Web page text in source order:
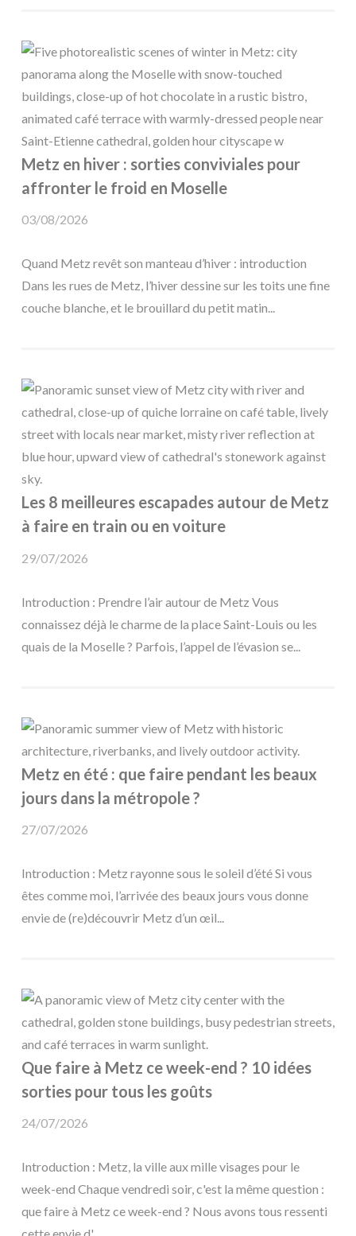
Metz en hiver : sorties conviviales pour
affronter le froid en Moselle
03/08/2026
Quand Metz revêt son manteau d’hiver : introduction
Dans les rues de Metz, l’hiver dessine sur les toits une fine
couche blanche, et le brouillard du petit matin...
Les 8 meilleures escapades autour de Metz
à faire en train ou en voiture
29/07/2026
Introduction : Prendre l’air autour de Metz Vous
connaissez déjà le charme de la place Saint-Louis ou les
quais de la Moselle ? Parfois, l’appel de l’évasion se...
Metz en été : que faire pendant les beaux
jours dans la métropole ?
27/07/2026
Introduction : Metz rayonne sous le soleil d’été Si vous
êtes comme moi, l’arrivée des beaux jours vous donne
envie de (re)découvrir Metz d’un œil...
Que faire à Metz ce week-end ? 10 idées
sorties pour tous les goûts
24/07/2026
Introduction : Metz, la ville aux mille visages pour le
week-end Chaque vendredi soir, c'est la même question :
que faire à Metz ce week-end ? Nous avons tous ressenti